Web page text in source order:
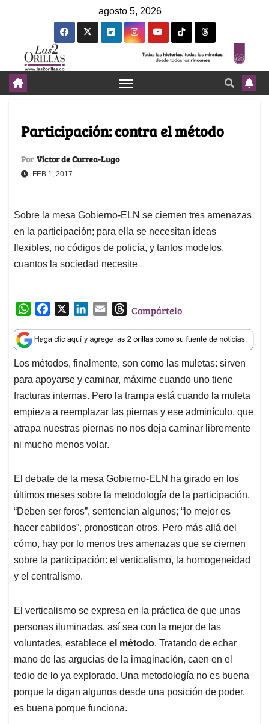
agosto 5, 2026
Participación: contra el método
Por Víctor de Currea-Lugo
FEB 1, 2017
Sobre la mesa Gobierno-ELN se ciernen tres amenazas
en la participación; para ella se necesitan ideas
flexibles, no códigos de policía, y tantos modelos,
cuantos la sociedad necesite
W
a
t
s
A
p
p
c
e
b
o
o
k
n
k
e
d
I
n
a
i
l
T
r
e
a
d
s
Compártelo
Los métodos, finalmente, son como las muletas: sirven
para apoyarse y caminar, máxime cuando uno tiene
fracturas internas. Pero la trampa está cuando la muleta
empieza a reemplazar las piernas y ese adminículo, que
atrapa nuestras piernas no nos deja caminar libremente
ni mucho menos volar.
El debate de la mesa Gobierno-ELN ha girado en los
últimos meses sobre la metodología de la participación.
“Deben ser foros”, sentencian algunos; “lo mejor es
hacer cabildos”, pronostican otros. Pero más allá del
cómo, hay por lo menos tres amenazas que se ciernen
sobre la participación: el verticalismo, la homogeneidad
y el centralismo.
El verticalismo se expresa en la práctica de que unas
personas iluminadas, así sea con la mejor de las
voluntades, establece el método. Tratando de echar
mano de las argucias de la imaginación, caen en el
tedio de lo ya explorado. Una metodología no es buena
porque la digan algunos desde una posición de poder,
es buena porque funciona.